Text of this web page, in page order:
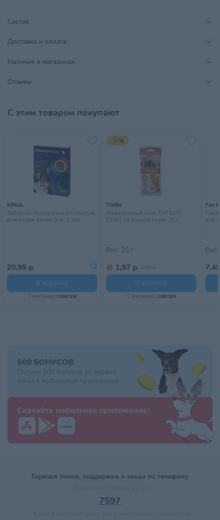
Размер питомца
Страна происхождения
Тип упаковки Мешок
Хранить в сухом прохладном
месте, недоступном для детей
желудок и кишечник
шерсти и здоровья кожи
• Витамины, минералы и антиоксиданты для поддержки
• Растворимые и нерастворимые пищевые волокна для
здорового пищеварения и микрофлоры кишечника.
Состав
Доставка и оплата
Наличие в магазинах
Отзывы
С этим товаром покупают
KRKA
Таблетки Милпразон от глистов,
для кошек более 2 кг, 1 таб
20,99 р.
В корзину
Самовывоззавтра
-1 %
TitBit
Жевательный снек ТИТБИТ
DENT со вкусом сыра, 35 г
Вес: 35 г
1,97 р. 1,99 р.
В корзину
Самовывоззавтра
For
для
Вес:
500 БОНУСОВ
Получи 500 бонусов за первый
заказ в мобильном приложении
Скачайте мобильное приложение!
Горячая линия, поддержка и заказ по телефону:
7597